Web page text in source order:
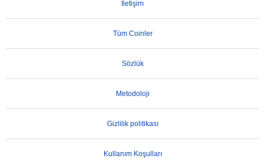
İletişim
Tüm Coinler
Sözlük
Metodoloji
Gizlilik politikası
Kullanım Koşulları